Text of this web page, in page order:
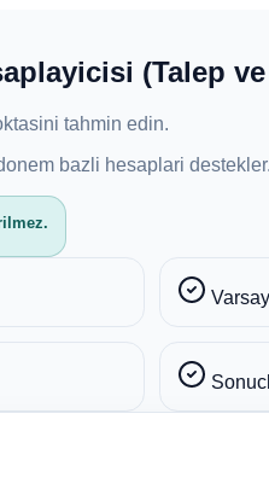
(Talep
tahmin edin.
bazli hesaplari destekler.